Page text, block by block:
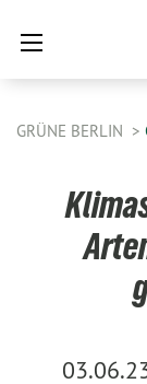
GRÜNE BERLIN